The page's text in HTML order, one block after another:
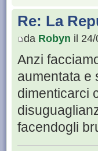
Re: La
da Robyn il
Anzi
aumentata e
dimenticarci
facendogli